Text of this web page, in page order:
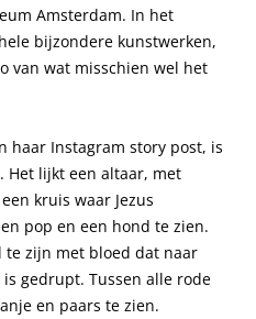
Amsterdam. In het
bijzondere kunstwerken,
van wat misschien wel het
haar Instagram story post, is
Het lijkt een altaar, met
kruis waar Jezus
pop en een hond te zien.
zijn met bloed dat naar
gedrupt. Tussen alle rode
en paars te zien.